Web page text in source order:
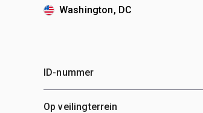
Washington, DC
ID-nummer
Op veilingterrein